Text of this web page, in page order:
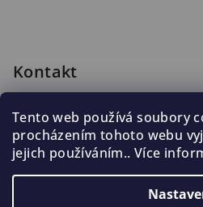
Tento web používá soubory
procházením tohoto webu
jejich používáním.. Více
Kontakt
222 316 990
776 019 998, 602 537 625